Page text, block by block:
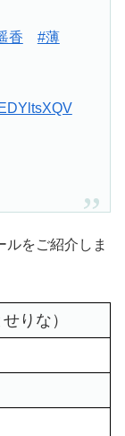
香
#薄
ルをご紹介しま
りな）